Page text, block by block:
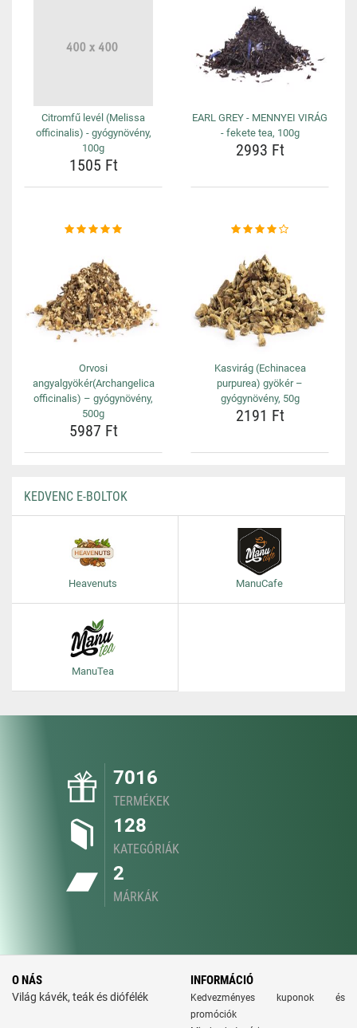
Citromfű levél (Melissa
officinalis) - gyógynövény,
100g
1505 Ft
EARL GREY - MENNYEI VIRÁG
- fekete tea, 100g
2993 Ft
Orvosi
angyalgyökér(Archangelica
officinalis) – gyógynövény,
500g
5987 Ft
Kasvirág (Echinacea
purpurea) gyökér –
gyógynövény, 50g
2191 Ft
KEDVENC E-BOLTOK
Heavenuts ManuCafe
ManuTea
7016
TERMÉKEK
128
KATEGÓRIÁK
2
MÁRKÁK
O NÁS
Világ kávék, teák és diófélék
INFORMÁCIÓ
Kedvezményes kuponok és
promóciók